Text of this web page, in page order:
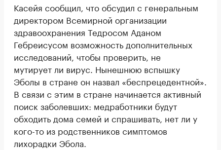
Касейя сообщил, что обсудил с генеральным
директором Всемирной организации
здравоохранения Тедросом Аданом
Гебреисусом возможность дополнительных
исследований, чтобы проверить, не
мутирует ли вирус. Нынешнюю вспышку
Эболы в стране он назвал «беспрецедентной».
В связи с этим в стране начинается активный
поиск заболевших: медработники будут
обходить дома семей и спрашивать, нет ли у
кого-то из родственников симптомов
лихорадки Эбола.